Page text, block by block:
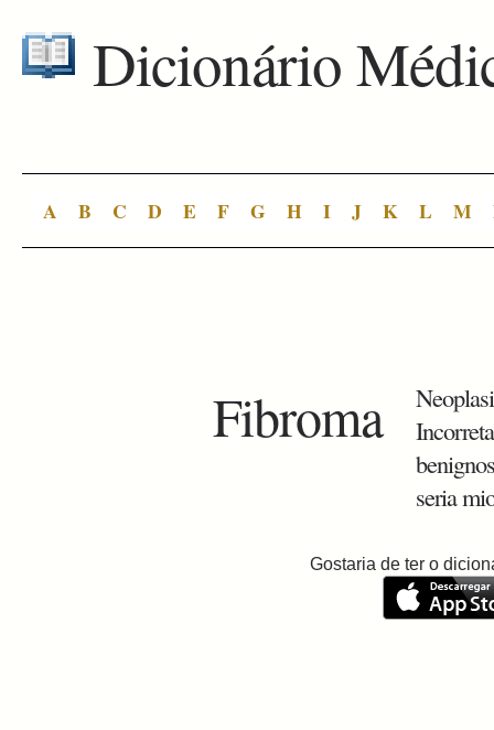
Dicionário
A B C D E F G H I J K L M
Fibroma
seria
Gostaria de ter o